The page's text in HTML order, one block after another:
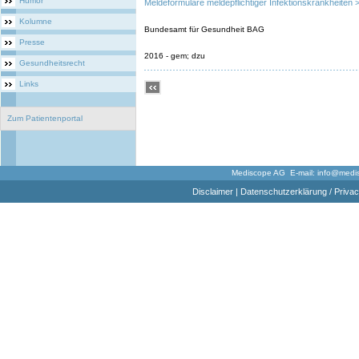
Kolumne
Presse
Gesundheitsrecht
Links
Zum Patientenportal
Meldeformulare meldepflichtiger Infektionskrankheiten
Bundesamt für Gesundheit BAG
2016 - gem; dzu
Mediscope AG E-mail:
Disclaimer| Datenschutzerklärung /